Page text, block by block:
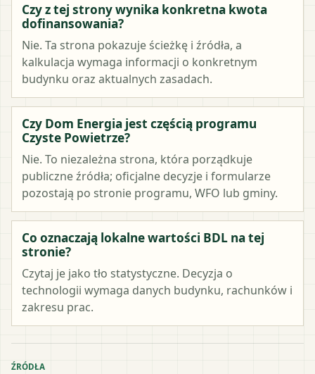
Czy z tej strony wynika konkretna kwota
dofinansowania?
Nie. Ta strona pokazuje ścieżkę i źródła, a
kalkulacja wymaga informacji o konkretnym
budynku oraz aktualnych zasadach.
Czy Dom Energia jest częścią programu
Czyste Powietrze?
Nie. To niezależna strona, która porządkuje
publiczne źródła; oficjalne decyzje i formularze
pozostają po stronie programu, WFO lub gminy.
Co oznaczają lokalne wartości BDL na tej
stronie?
Czytaj je jako tło statystyczne. Decyzja o
technologii wymaga danych budynku, rachunków i
zakresu prac.
ŹRÓDŁA